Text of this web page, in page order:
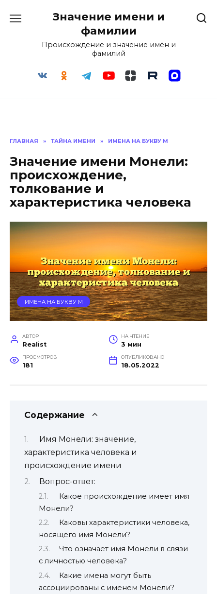
Значение имени и
фамилии
Происхождение и значение имён и
фамилий
ГЛАВНАЯ » ТАЙНА ИМЕНИ » ИМЕНА НА БУКВУ М
Значение имени Монели:
происхождение,
толкование и
характеристика человека
ИМЕНА НА БУКВУ М
АВТОР
Realist
НА ЧТЕНИЕ
3 мин
ПРОСМОТРОВ
181
ОПУБЛИКОВАНО
18.05.2022
Содержание
Имя Монели: значение,
характеристика человека и
происхождение имени
Вопрос-ответ:
Какое происхождение имеет имя
Монели?
Каковы характеристики человека,
носящего имя Монели?
Что означает имя Монели в связи
с личностью человека?
Какие имена могут быть
ассоциированы с именем Монели?